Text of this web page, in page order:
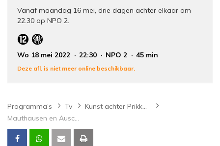
Vanaf maandag 16 mei, drie dagen achter elkaar om
22.30 op NPO 2.
Wo 18 mei 2022 22:30 NPO 2 45 min
Deze afl. is niet meer online beschikbaar.
Programma’s Tv
Kunst achter Prikkeldraad
Mauthausen en Auschwitz